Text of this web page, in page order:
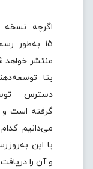
15 به‌طور
منتشر خواهد
بتا
دسترس
گرفته است و
می‌دانیم
با این
و آن را